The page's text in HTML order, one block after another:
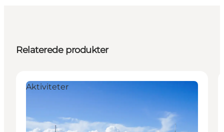
Relaterede produkter
Aktiviteter